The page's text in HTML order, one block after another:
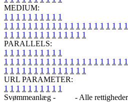
MEDIUM:
1 1 1 1 1 1 1 1 1 1
1 1 1 1 1 1 1 1 1 1 1 1 1 1 1 1 1 1 1 1 1
1 1 1 1 1 1 1 1 1 1 1 1 1 1
PARALLELS:
1 1 1 1 1 1 1 1 1 1
1 1 1 1 1 1 1 1 1 1 1 1 1 1 1 1 1 1 1 1 1
1 1 1 1 1 1 1 1 1 1 1 1 1 1
URL PARAMETER:
1 1 1 1 1 1 1 1 1 1
Svømmeanlæg -
- Alle